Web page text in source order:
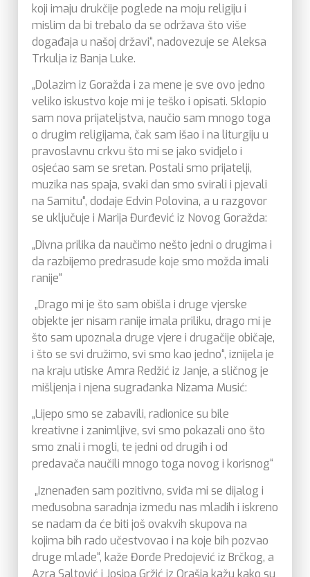
koji imaju drukčije poglede na moju religiju i
mislim da bi trebalo da se održava što više
događaja u našoj državi“, nadovezuje se Aleksa
Trkulja iz Banja Luke.
„Dolazim iz Goražda i za mene je sve ovo jedno
veliko iskustvo koje mi je teško i opisati. Sklopio
sam nova prijateljstva, naučio sam mnogo toga
o drugim religijama, čak sam išao i na liturgiju u
pravoslavnu crkvu što mi se jako svidjelo i
osjećao sam se sretan. Postali smo prijatelji,
muzika nas spaja, svaki dan smo svirali i pjevali
na Samitu“, dodaje Edvin Polovina, a u razgovor
se uključuje i Marija Đurđević iz Novog Goražda:
„Divna prilika da naučimo nešto jedni o drugima i
da razbijemo predrasude koje smo možda imali
ranije“
„Drago mi je što sam obišla i druge vjerske
objekte jer nisam ranije imala priliku, drago mi je
što sam upoznala druge vjere i drugačije običaje,
i što se svi družimo, svi smo kao jedno“, iznijela je
na kraju utiske Amra Redžić iz Janje, a sličnog je
mišljenja i njena sugrađanka Nizama Musić:
„Lijepo smo se zabavili, radionice su bile
kreativne i zanimljive, svi smo pokazali ono što
smo znali i mogli, te jedni od drugih i od
predavača naučili mnogo toga novog i korisnog“
„Iznenađen sam pozitivno, sviđa mi se dijalog i
međusobna saradnja između nas mladih i iskreno
se nadam da će biti još ovakvih skupova na
kojima bih rado učestvovao i na koje bih pozvao
druge mlade“, kaže Đorđe Predojević iz Brčkog, a
Azra Saltović i Josipa Gržić iz Orašja kažu kako su